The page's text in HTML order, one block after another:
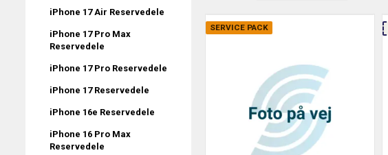
iPhone 17 Air Reservedele
iPhone 17 Pro Max
Reservedele
iPhone 17 Pro Reservedele
iPhone 17 Reservedele
iPhone 16e Reservedele
iPhone 16 Pro Max
Reservedele
SERVICE PACK